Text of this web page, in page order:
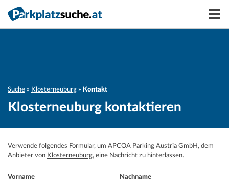
Suche Klosterneuburg Kontakt
Klosterneuburg kontaktieren
Verwende folgendes Formular, um APCOA Parking Austria GmbH, dem
Anbieter von Klosterneuburg, eine Nachricht zu hinterlassen.
Vorname Nachname